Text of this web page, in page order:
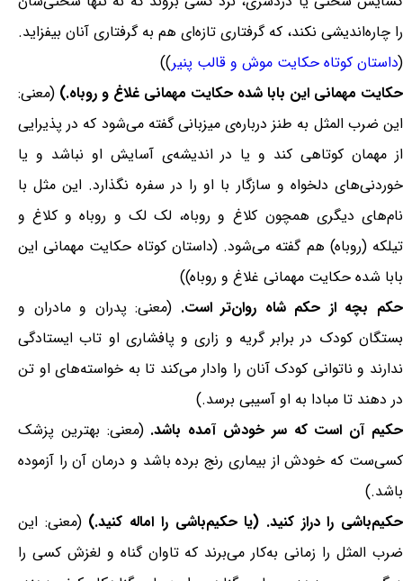
را چاره‌اندیشی نکند، که گرفتاری تازه‌ای هم به گرفتاری آنان بیفزاید.
(داستان کوتاه حکایت موش و قالب پنیر))
حکایت مهمانی این بابا شده حکایت مهمانی غلاغ و روباه.) (معنی:
این ضرب المثل به طنز درباره‌ی میزبانی گفته می‌شود که در پذیرایی
از مهمان کوتاهی کند و یا در اندیشه‌ی آسایش او نباشد و یا
خوردنی‌های دلخواه و سازگار با او را در سفره نگذارد. این مثل با
نام‌های دیگری همچون کلاغ و روباه، لک لک و روباه و کلاغ و
تیلکه (روباه) هم گفته می‌شود. (داستان کوتاه حکایت مهمانی این
بابا شده حکایت مهمانی غلاغ و روباه))
حکم بچه از حکم شاه روان‌تر است. (معنی: پدران و مادران و
بستگان کودک در برابر گریه و زاری و پافشاری او تاب ایستادگی
ندارند و ناتوانی کودک آنان را وادار می‌کند تا به خواسته‌های او تن
در دهند تا مبادا به او آسیبی برسد.)
حکیم آن است که سر خودش آمده باشد. (معنی: بهترین پزشک
کسی‌ست که خودش از بیماری رنج برده باشد و درمان آن را آزموده
باشد.)
حکیم‌باشی را دراز کنید. (یا حکیم‌باشی را اماله کنید.) (معنی: این
ضرب المثل را زمانی به‌کار می‌برند که تاوان گناه و لغزش کسی را